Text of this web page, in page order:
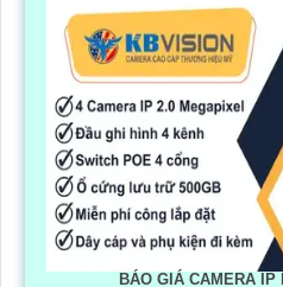
BÁO GIÁ CAMERA IP